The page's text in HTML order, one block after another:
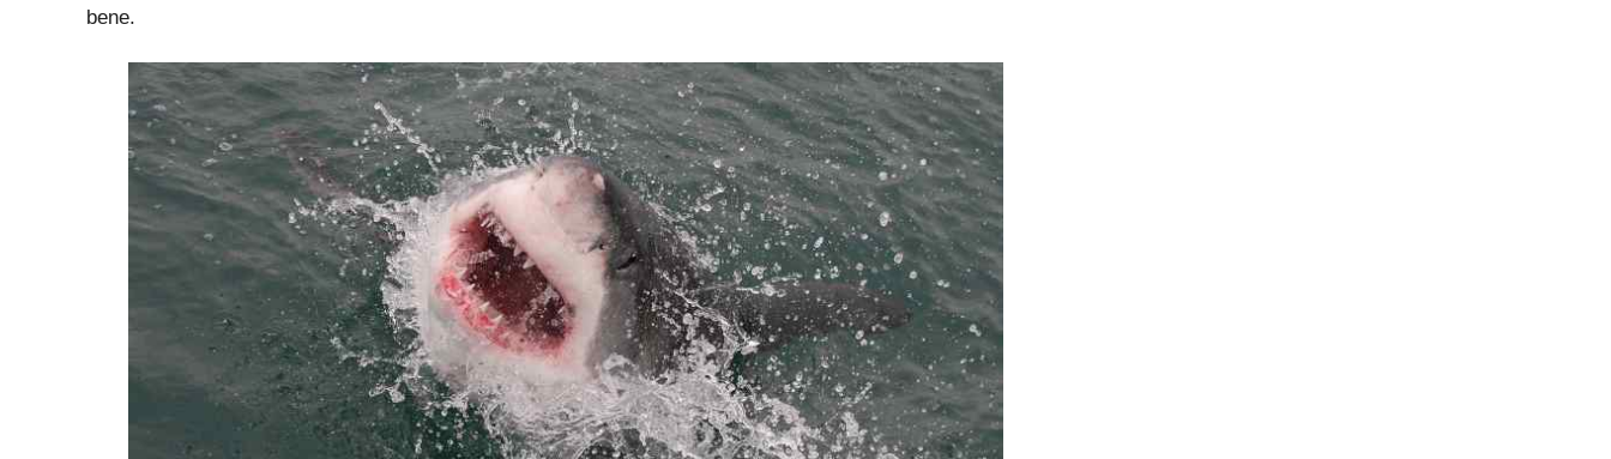
bene.